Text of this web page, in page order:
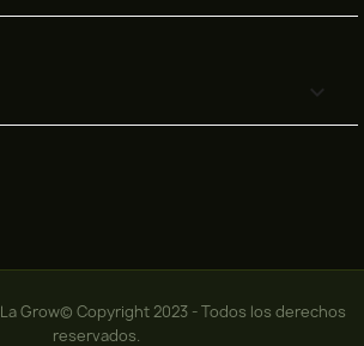

Grow© Copyright 2023 - Todos los derechos
reservados.